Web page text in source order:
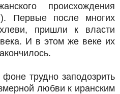
происхождения
Первые после многих
пришли к власти
И в этом же веке их
трудно заподозрить
любви к иранским